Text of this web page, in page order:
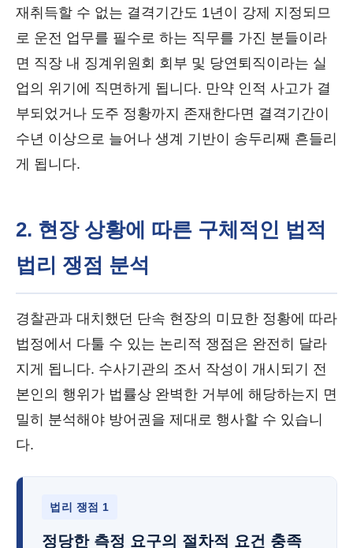
재취득할 수 없는 결격기간도 1년이 강제 지정되므
로 운전 업무를 필수로 하는 직무를 가진 분들이라
면 직장 내 징계위원회 회부 및 당연퇴직이라는 실
업의 위기에 직면하게 됩니다. 만약 인적 사고가 결
부되었거나 도주 정황까지 존재한다면 결격기간이
수년 이상으로 늘어나 생계 기반이 송두리째 흔들리
게 됩니다.
2. 현장 상황에 따른 구체적인 법적
법리 쟁점 분석
경찰관과 대치했던 단속 현장의 미묘한 정황에 따라
법정에서 다툴 수 있는 논리적 쟁점은 완전히 달라
지게 됩니다. 수사기관의 조서 작성이 개시되기 전
본인의 행위가 법률상 완벽한 거부에 해당하는지 면
밀히 분석해야 방어권을 제대로 행사할 수 있습니
다.
법리 쟁점 1
정당한 측정 요구의 절차적 요건 충족